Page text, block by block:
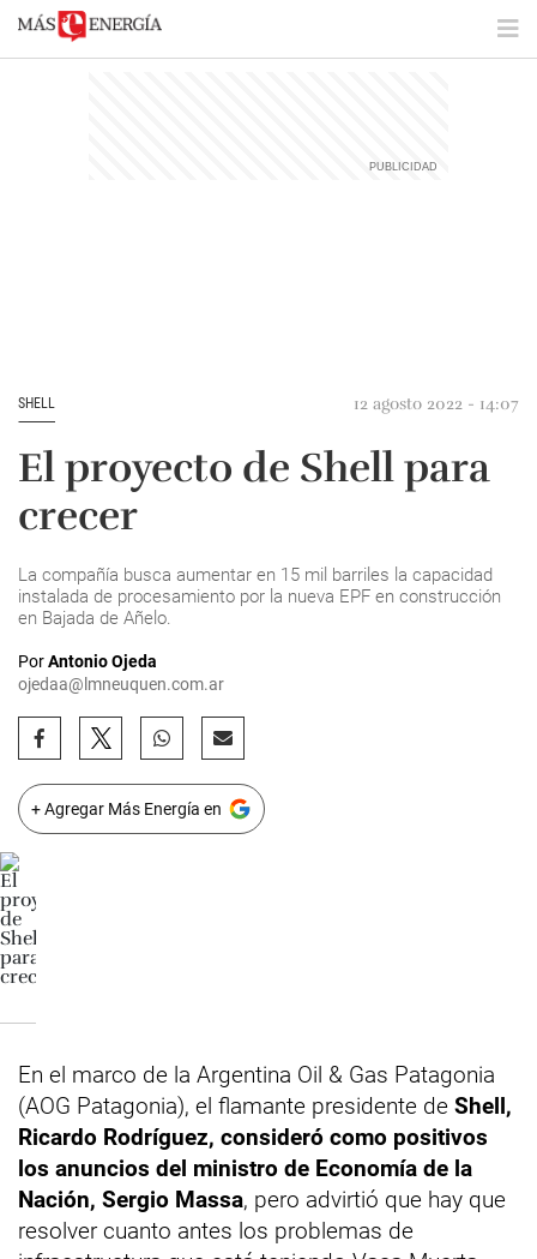
SHELL 12 agosto 2022 - 14:07
El proyecto de Shell para
crecer
La compañía busca aumentar en 15 mil barriles la capacidad
instalada de procesamiento por la nueva EPF en construcción
en Bajada de Añelo.
PorAntonio Ojeda
ojedaa@lmneuquen.com.ar
+ Agregar Más Energía en
En el marco de la Argentina Oil & Gas Patagonia
(AOG Patagonia), el flamante presidente de Shell,
Ricardo Rodríguez, consideró como positivos
los anuncios del ministro de Economía de la
Nación, Sergio Massa, pero advirtió que hay que
resolver cuanto antes los problemas de